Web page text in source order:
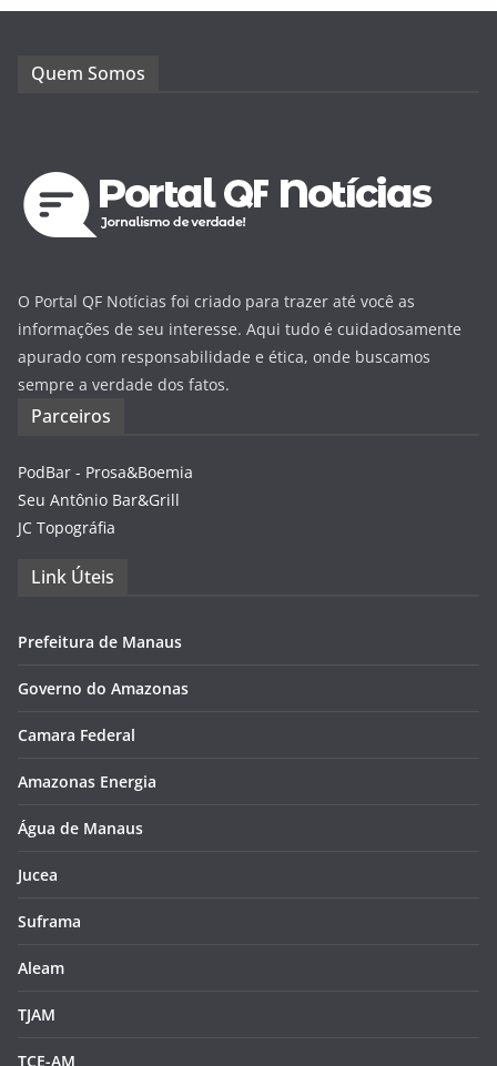
Quem Somos
O Portal QF Notícias foi criado para trazer até você as
informações de seu interesse. Aqui tudo é cuidadosamente
apurado com responsabilidade e ética, onde buscamos
sempre a verdade dos fatos.
Parceiros
PodBar - Prosa&Boemia
Seu Antônio Bar&Grill
JC Topográfia
Link Úteis
Prefeitura de Manaus
Governo do Amazonas
Camara Federal
Amazonas Energia
Água de Manaus
Jucea
Suframa
Aleam
TJAM
TCE-AM